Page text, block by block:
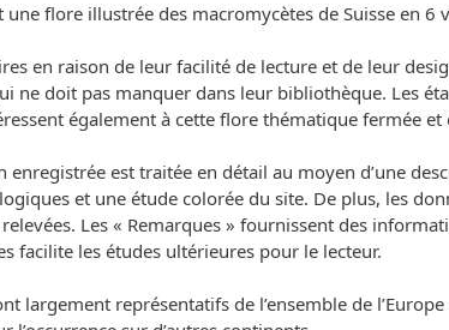
une flore illustrée des macromycètes de Suisse en 6
en raison de leur facilité de lecture et de leur
ne doit pas manquer dans leur bibliothèque. Les
également à cette flore thématique fermée et
enregistrée est traitée en détail au moyen d’une
et une étude colorée du site. De plus, les
Les « Remarques » fournissent des
facilite les études ultérieures pour le lecteur.
largement représentatifs de l’ensemble de